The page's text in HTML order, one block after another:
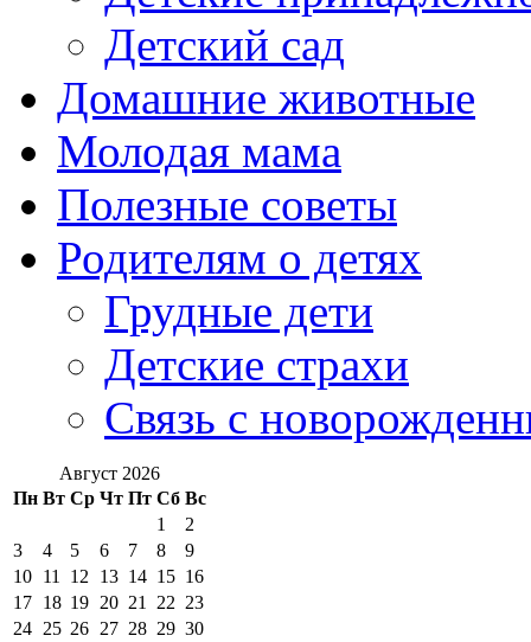
Детский сад
Домашние животные
Молодая мама
Полезные советы
Родителям о детях
Грудные дети
Детские страхи
Связь с
Август 2026
Пн Вт Ср Чт Пт Сб Вс
1
2
3
4 5 6 7 8
9
10 11 12 13 14 15 16
17 18 19 20 21 22 23
24 25 26 27 28 29 30